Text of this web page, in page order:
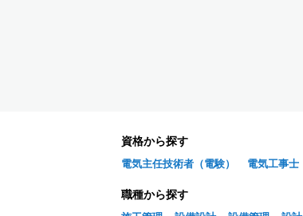
資格から探す
電気主任技術者（電験） 電気工事士
職種から探す